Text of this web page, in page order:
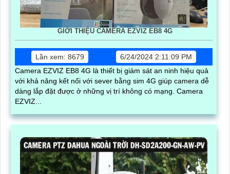
GIỚI THIỆU CAMERA EZVIZ EB8 4G
Lần xem: 8679
6/24/2024 2:11:09 PM
Camera EZVIZ EB8 4G là thiết bị giám sát an ninh hiệu quả
với khả năng kết nối với sever bằng sim 4G giúp camera dễ
dàng lắp đặt được ở những vị trí không có mạng. Camera
EZVIZ...